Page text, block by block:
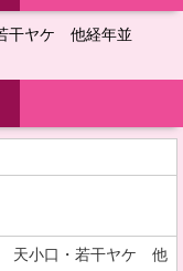
干ヤケ 他経年並
天小口・若干ヤケ 他